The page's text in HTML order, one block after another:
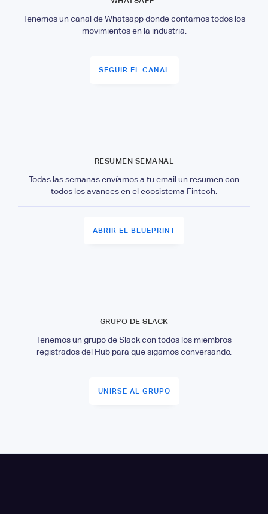
Tenemos un canal de Whatsapp donde contamos todos los
movimientos en la industria.
SEGUIR EL CANAL
RESUMEN SEMANAL
Todas las semanas envíamos a tu email un resumen con
todos los avances en el ecosistema Fintech.
ABRIR EL BLUEPRINT
GRUPO DE SLACK
Tenemos un grupo de Slack con todos los miembros
registrados del Hub para que sigamos conversando.
UNIRSE AL GRUPO